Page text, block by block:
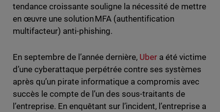
tendance croissante souligne la nécessité de mettre
en œuvre une solution MFA (authentification
multifacteur) anti-phishing.
En septembre de l’année dernière, Uber a été victime
d’une cyberattaque perpétrée contre ses systèmes
après qu’un pirate informatique a compromis avec
succès le compte de l’un des sous-traitants de
l’entreprise. En enquêtant sur l’incident, l’entreprise a